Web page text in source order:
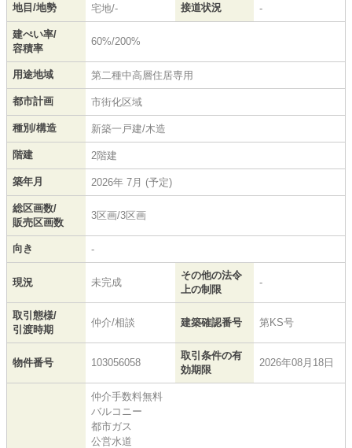
地目/地勢 宅地/- 接道状況 -
建ぺい率/
容積率
60%/200%
用途地域 第二種中高層住居専用
都市計画 市街化区域
種別/構造 新築一戸建/木造
階建 2階建
築年月 2026年 7月 (予定)
総区画数/
販売区画数
3区画/3区画
向き -
現況 未完成
その他の法令
上の制限
-
取引態様/
引渡時期
仲介/相談 建築確認番号 第KS号
物件番号 103056058
取引条件の有
効期限
2026年08月18日
仲介手数料無料
バルコニー
都市ガス
公営水道